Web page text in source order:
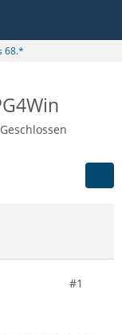
68.*
Geschlossen
#1